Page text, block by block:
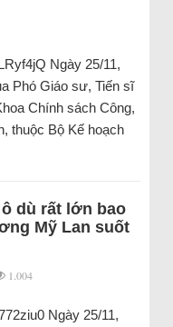
Ngày 25/11,
Phó Giáo sư, Tiến sĩ
Chính sách Công,
thuộc Bộ Kế hoạch
dù rất lớn bao
Mỹ Lan suốt
1.004
Ngày 25/11,